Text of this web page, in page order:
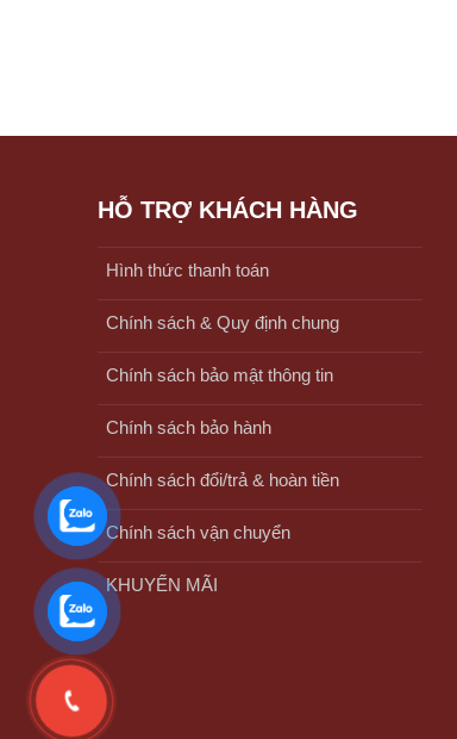
HỖ TRỢ KHÁCH HÀNG
Hình thức thanh toán
Chính sách & Quy định chung
Chính sách bảo mật thông tin
Chính sách bảo hành
Chính sách đổi/trả & hoàn tiền
Chính sách vận chuyển
KHUYẾN MÃI